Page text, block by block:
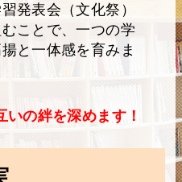
発表会（文化祭）
ことで、一つの学
と一体感を育みま
の絆を深めます！